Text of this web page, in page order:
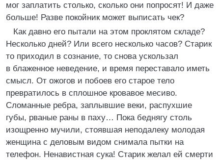
мог заплатить столько, сколько они попросят! И даже
больше! Разве покойник может выписать чек?
Как давно его пытали на этом проклятом складе?
Несколько дней? Или всего несколько часов? Старик
то приходил в сознание, то снова ускользал
в блаженное неведение, и время переставало иметь
смысл. От ожогов и побоев его старое тело
превратилось в сплошное кровавое месиво.
Сломанные ребра, заплывшие веки, распухшие
губы, рваные раны в паху… Пока беднягу столь
изощренно мучили, стоявшая неподалеку молодая
женщина с деловым видом снимала пытки на
телефон. Ненавистная сука! Старик желал ей смерти